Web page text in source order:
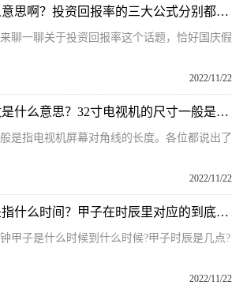
投资回报率是什么意思啊？投资回报率的三大公式分别都是什么呢？
聊一聊关于投资回报率这个话题，恰好国庆假
2022/11/22
液晶电视机的寸数是什么意思？32寸电视机的尺寸一般是多少米呢？
是指电视机屏幕对角线的长度。各位都说出了
2022/11/22
中国古代的子时是指什么时间？甲子在时辰里对应的到底是几点呢？
甲子是什么时候到什么时候?甲子时辰是几点?
2022/11/22